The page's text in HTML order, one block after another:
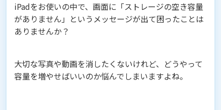
iPadをお使いの中で、画面に「ストレージの空き容量
がありません」というメッセージが出て困ったことは
ありませんか？
大切な写真や動画を消したくないけれど、どうやって
容量を増やせばいいのか悩んでしまいますよね。